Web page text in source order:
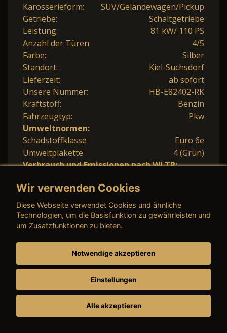
Karosserieform:
SUV/Geländewagen/Pickup
Getriebe:
Schaltgetriebe
Leistung:
81 kW/ 110 PS
Anzahl der Türen:
4/5
Farbe:
Silber
Standort:
Kiel-Suchsdorf
Lieferzeit:
ab sofort
Unsere Nummer:
HB-E82402-RK
Kraftstoff:
Benzin
Fahrzeugtyp:
Pkw
Umweltnormen:
Schadstoffklasse
Euro 6e
Umweltplakette
4 (Grün)
Verbrauch und Emissionen nach WLTP:
CO -Emissionen komb.
CO2-Klasse
Opel Grandland (X)
Grandland 1.2 Ultimate
Allwetter Matrix Head-Up
Wir verwenden Cookies
Diese Webseite verwendet Cookies und ähnliche
Technologien, um die Basisfunktion zu gewährleisten und
um Zusatzfunktionen zu bieten.
Notwendige akzeptieren
Einstellungen
Alle akzeptieren